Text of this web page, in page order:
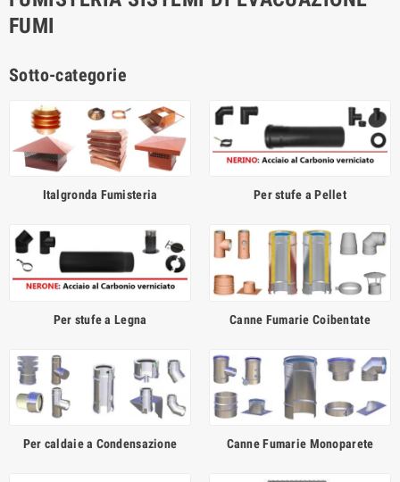
FUMI
Sotto-categorie
Italgronda Fumisteria Per stufe a Pellet
Per stufe a Legna Canne Fumarie Coibentate
Per caldaie a Condensazione Canne Fumarie Monoparete